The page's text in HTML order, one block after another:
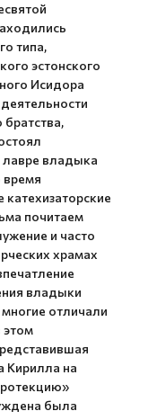
типа,
эстонского
Исидора
владыка
время
почитаем
и часто
храмах
владыки
отличали
этом
Кирилла на
была